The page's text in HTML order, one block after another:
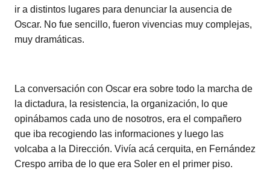
ir a distintos lugares para denunciar la ausencia de
Oscar. No fue sencillo, fueron vivencias muy complejas,
muy dramáticas.
La conversación con Oscar era sobre todo la marcha de
la dictadura, la resistencia, la organización, lo que
opinábamos cada uno de nosotros, era el compañero
que iba recogiendo las informaciones y luego las
volcaba a la Dirección. Vivía acá cerquita, en Fernández
Crespo arriba de lo que era Soler en el primer piso.